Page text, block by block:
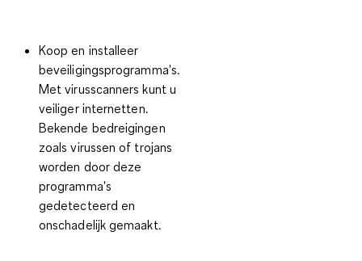
Koop en installeer
beveiligingsprogramma's.
Met virusscanners kunt u
veiliger internetten.
Bekende bedreigingen
zoals virussen of trojans
worden door deze
programma's
gedetecteerd en
onschadelijk gemaakt.